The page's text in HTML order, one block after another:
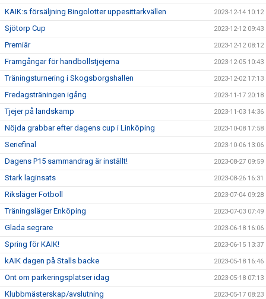
KAIK:s försäljning Bingolotter uppesittarkvällen 2023-12-14 10:12
Sjötorp Cup 2023-12-12 09:43
Premiär 2023-12-12 08:12
Framgångar för handbollstjejerna 2023-12-05 10:43
Träningsturnering i Skogsborgshallen 2023-12-02 17:13
Fredagsträningen igång 2023-11-17 20:18
Tjejer på landskamp 2023-11-03 14:36
Nöjda grabbar efter dagens cup i Linköping 2023-10-08 17:58
Seriefinal 2023-10-06 13:06
Dagens P15 sammandrag är inställt! 2023-08-27 09:59
Stark laginsats 2023-08-26 16:31
Riksläger Fotboll 2023-07-04 09:28
Träningsläger Enköping 2023-07-03 07:49
Glada segrare 2023-06-18 16:06
Spring för KAIK! 2023-06-15 13:37
kAIK dagen på Stalls backe 2023-05-18 16:46
Ont om parkeringsplatser idag 2023-05-18 07:13
Klubbmästerskap/avslutning 2023-05-17 08:23